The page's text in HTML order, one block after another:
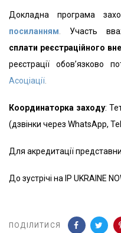
Докладна програма
посиланням
Участь
сплати реєстраційного
реєстрації обов’язково
Асоціації
Координаторка заходу:
(дзвінки через WhatsApp,
Для акредитації
До зустрічі на IP UKRAINE
ПОДІЛИТИСЯ